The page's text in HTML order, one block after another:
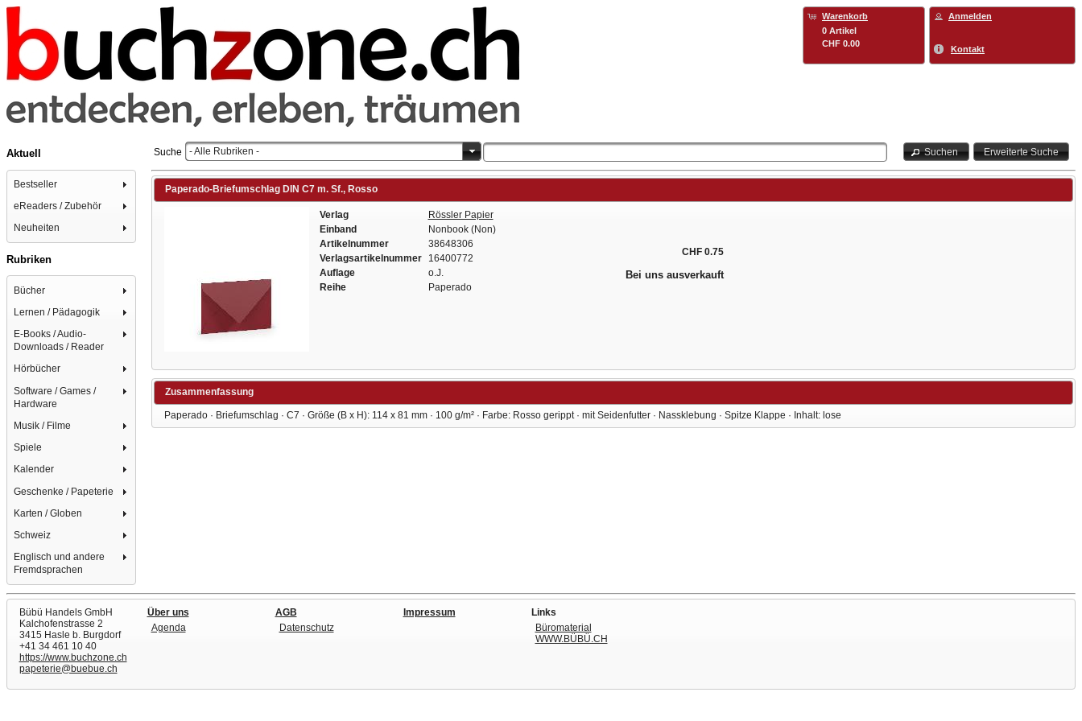
Warenkorb
0 Artikel
CHF 0.00
Anmelden
Kontakt
Aktuell
Bestseller
eReaders / Zubehör
Neuheiten
Rubriken
Bücher
Lernen / Pädagogik
E-Books / Audio-
Downloads / Reader
Hörbücher
Software / Games /
Hardware
Musik / Filme
Spiele
Kalender
Geschenke / Papeterie
Karten / Globen
Schweiz
Englisch und andere
Fremdsprachen
Suche - Alle Rubriken - Suchen Erweiterte Suche
Paperado-Briefumschlag DIN C7 m. Sf., Rosso
Verlag
Rössler Papier
Einband
Nonbook (Non)
Artikelnummer
38648306
Verlagsartikelnummer
16400772
Auflage
o.J.
Reihe
Paperado
CHF 0.75
Bei uns ausverkauft
Zusammenfassung
Paperado · Briefumschlag · C7 · Größe (B x H): 114 x 81 mm · 100 g/m² · Farbe: Rosso gerippt · mit Seidenfutter · Nassklebung · Spitze Klappe · Inhalt: lose
Bübü Handels GmbH
Kalchofenstrasse 2
3415 Hasle b. Burgdorf
+41 34 461 10 40
https://www.buchzone.ch
papeterie@buebue.ch
Über uns
Agenda
AGB
Datenschutz
Impressum
Links
Büromaterial
WWW.BÜBÜ.CH